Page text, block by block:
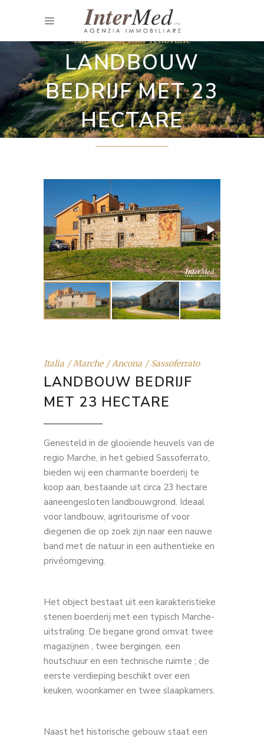
Landhuizen voor renovatie
LANDBOUW
BEDRIJF MET 23
HECTARE
Italia Marche Ancona Sassoferrato
LANDBOUW BEDRIJF
MET 23 HECTARE
Genesteld in de glooiende heuvels van de
regio Marche, in het gebied Sassoferrato,
bieden wij een charmante boerderij te
koop aan, bestaande uit circa 23 hectare
aaneengesloten landbouwgrond. Ideaal
voor landbouw, agritourisme of voor
diegenen die op zoek zijn naar een nauwe
band met de natuur in een authentieke en
privéomgeving.
Het object bestaat uit een karakteristieke
stenen boerderij met een typisch Marche-
uitstraling. De begane grond omvat twee
magazijnen , twee bergingen, een
houtschuur en een technische ruimte ; de
eerste verdieping beschikt over een
keuken, woonkamer en twee slaapkamers.
Naast het historische gebouw staat een